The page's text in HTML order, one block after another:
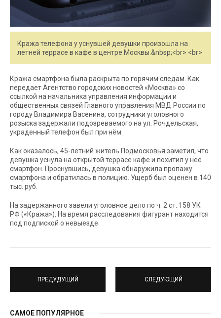
Кража телефона у уснувшей девушки произошла на
летней террасе в кафе в центре Москвы.&nbsp;<br> <br>
Кража смартфона была раскрыта по горячим следам. Как
передает Агентство городских новостей «Москва» со
ссылкой на начальника управления информации и
общественных связей Главного управления МВД России по
городу Владимира Васенина, сотрудники уголовного
розыска задержали подозреваемого на ул. Рочдельская,
украденный телефон был при нём.
Как оказалось, 45-летний житель Подмосковья заметил, что
девушка уснула на открытой террасе кафе и похитил у неё
смартфон. Проснувшись, девушка обнаружила пропажу
смартфона и обратилась в полицию. Ущерб был оценен в 140
тыс. руб.
На задержанного завели уголовное дело по ч. 2 ст. 158 УК
РФ («Кража»). На время расследования фигурант находится
под подпиской о невыезде.
ПРЕДУДУЩИЙ СЛЕДУЮЩИЙ
САМОЕ ПОПУЛЯРНОЕ